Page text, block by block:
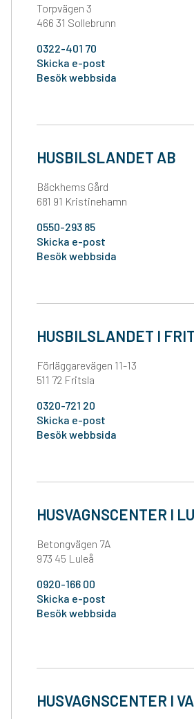
Torpvägen 3
466 31 Sollebrunn
0322-401 70
Skicka e-post
Besök webbsida
HUSBILSLANDET AB
Bäckhems Gård
681 91 Kristinehamn
0550-293 85
Skicka e-post
Besök webbsida
HUSBILSLANDET I
Förläggarevägen 11-13
511 72 Fritsla
0320-721 20
Skicka e-post
Besök webbsida
HUSVAGNSCENTER I
Betongvägen 7A
973 45 Luleå
0920-166 00
Skicka e-post
Besök webbsida
HUSVAGNSCENTER I